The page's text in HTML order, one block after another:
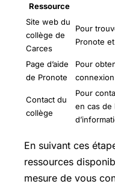
Ressource
Site web du
collège de
Carces
Pour
Pronote
Page d’aide
de Pronote
Pour
Contact du
collège
Pour
en cas de
En suivant ces
ressources
mesure de vous